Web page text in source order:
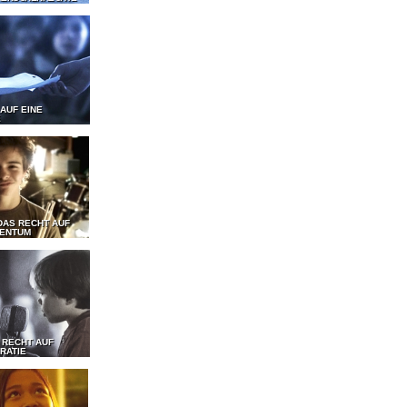
EINE
RECHT AUF
AUF